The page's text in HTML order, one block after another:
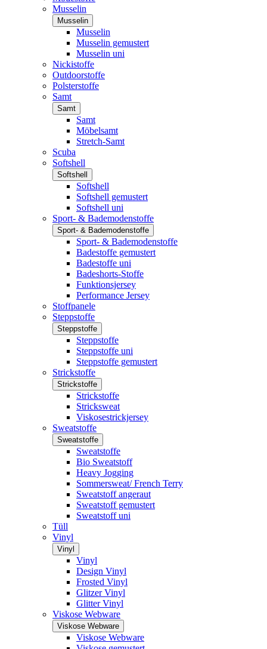
Musselin
Musselin
Musselin
Musselin gemustert
Musselin uni
Nickistoffe
Outdoorstoffe
Polsterstoffe
Samt
Samt
Samt
Möbelsamt
Stretch-Samt
Scuba
Softshell
Softshell
Softshell
Softshell gemustert
Softshell uni
Sport- & Bademodenstoffe
Sport- & Bademodenstoffe
Sport- & Bademodenstoffe
Badestoffe gemustert
Badestoffe uni
Badeshorts-Stoffe
Funktionsjersey
Performance Jersey
Stoffpanele
Steppstoffe
Steppstoffe
Steppstoffe
Steppstoffe uni
Steppstoffe gemustert
Strickstoffe
Strickstoffe
Strickstoffe
Stricksweat
Viskosestrickjersey
Sweatstoffe
Sweatstoffe
Sweatstoffe
Bio Sweatstoff
Heavy Jogging
Sommersweat/ French Terry
Sweatstoff angeraut
Sweatstoff gemustert
Sweatstoff uni
Tüll
Vinyl
Vinyl
Vinyl
Design Vinyl
Frosted Vinyl
Glitzer Vinyl
Glitter Vinyl
Viskose Webware
Viskose Webware
Viskose Webware